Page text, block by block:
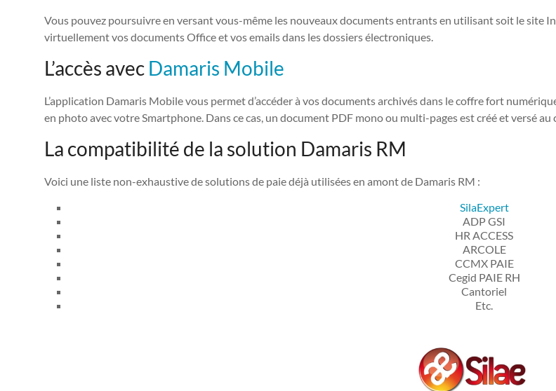
Vous pouvez poursuivre en versant vous-même les nouveaux documents entrants en utilisant soit le site
virtuellement vos documents Office et vos emails dans les dossiers électroniques.
L’accès avec Damaris Mobile
L’application Damaris Mobile vous permet d’accéder à vos documents archivés dans le coffre fort
en photo avec votre Smartphone. Dans ce cas, un document PDF mono ou multi-pages est créé et versé au
La compatibilité de la solution Damaris RM
Voici une liste non-exhaustive de solutions de paie déjà utilisées en amont de Damaris RM :
SilaExpert
ADP GSI
HR ACCESS
ARCOLE
CCMX PAIE
Cegid PAIE RH
Cantoriel
Etc.